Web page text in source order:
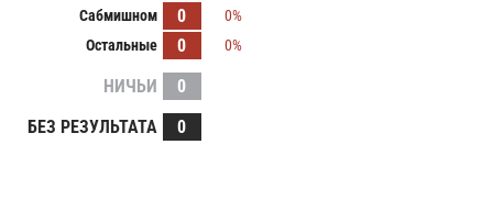
Сабмишном
0
0%
Остальные
0 0%
НИЧЬИ
0
БЕЗ РЕЗУЛЬТАТА
0